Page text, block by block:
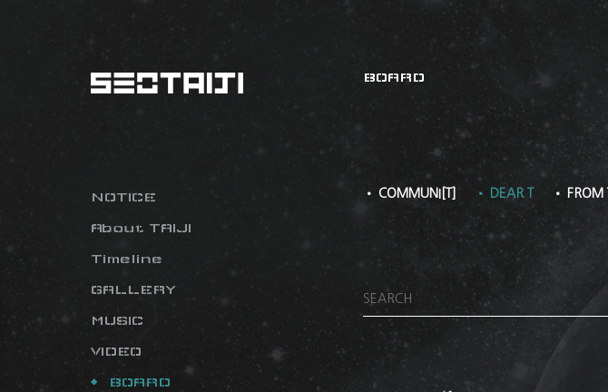
NOTICE
About TAIJI
Timeline
GALLERY
MUSIC
VIDEO
BOARD
BOARD
• COMMUNI[T] • DEAR T • FROM T